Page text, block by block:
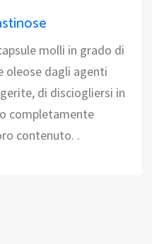
molli in grado di
oleose dagli agenti
di disciogliersi in
completamente
contenuto. .